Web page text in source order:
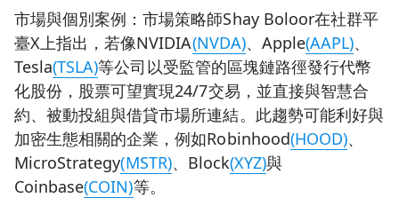
市場與個別案例：市場策略師Shay Boloor在社群平
臺X上指出，若像NVIDIA(NVDA)、Apple(AAPL)、
Tesla(TSLA)等公司以受監管的區塊鏈路徑發行代幣
化股份，股票可望實現24/7交易，並直接與智慧合
約、被動投組與借貸市場所連結。此趨勢可能利好與
加密生態相關的企業，例如Robinhood(HOOD)、
MicroStrategy(MSTR)、Block(XYZ)與
Coinbase(COIN)等。